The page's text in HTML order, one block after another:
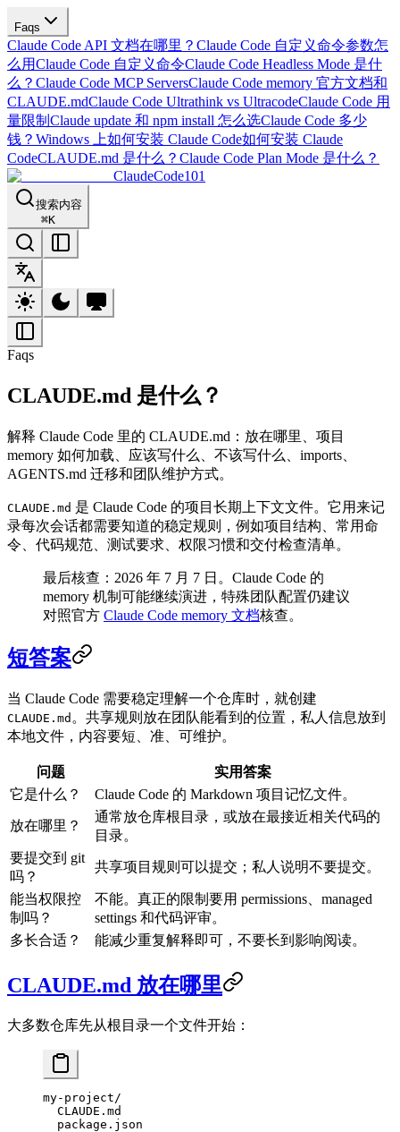
Faqs
Claude Code API 文档在哪里？ Claude Code 自定义命令参数怎
么用Claude Code 自定义命令Claude Code Headless Mode 是什
么？ Claude Code MCP ServersClaude Code memory 官方文档和
CLAUDE.mdClaude Code Ultrathink vs UltracodeClaude Code 用
量限制 Claude update 和 npm install 怎么选Claude Code 多少
钱？ Windows 上如何安装 Claude Code如何安装 Claude
CodeCLAUDE.md 是什么？ Claude Code Plan Mode 是什么？
ClaudeCode101
搜索内容
⌘K
Faqs
CLAUDE.md 是什么？
解释 Claude Code 里的 CLAUDE.md：放在哪里、项目
memory 如何加载、应该写什么、不该写什么、imports、
AGENTS.md 迁移和团队维护方式。
CLAUDE.md 是 Claude Code 的项目长期上下文文件。它用来记
录每次会话都需要知道的稳定规则，例如项目结构、常用命
令、代码规范、测试要求、权限习惯和交付检查清单。
最后核查：2026 年 7 月 7 日。Claude Code 的
memory 机制可能继续演进，特殊团队配置仍建议
对照官方 Claude Code memory 文档核查。
短答案
当 Claude Code 需要稳定理解一个仓库时，就创建
CLAUDE.md 。共享规则放在团队能看到的位置，私人信息放到
本地文件，内容要短、准、可维护。
问题
实用答案
它是什么？
Claude Code 的 Markdown 项目记忆文件。
放在哪里？
通常放仓库根目录，或放在最接近相关代码的
目录。
要提交到 git
吗？
共享项目规则可以提交；私人说明不要提交。
能当权限控
制吗？
不能。真正的限制要用 permissions、managed
settings 和代码评审。
多长合适？
能减少重复解释即可，不要长到影响阅读。
CLAUDE.md 放在哪里
大多数仓库先从根目录一个文件开始：
my-project/
  CLAUDE.md
  package.json